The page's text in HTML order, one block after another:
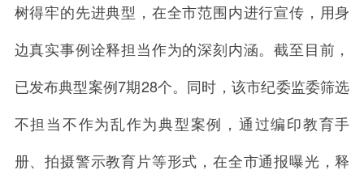
树得牢的先进典型，在全市范围内进行宣传，用身
边真实事例诠释担当作为的深刻内涵。截至目前，
已发布典型案例7期28个。同时，该市纪委监委筛选
不担当不作为乱作为典型案例，通过编印教育手
册、拍摄警示教育片等形式，在全市通报曝光，释